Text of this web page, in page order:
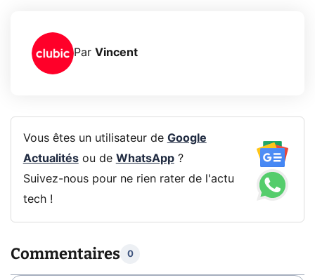
Par Vincent
Vous êtes un utilisateur de Google
Actualitésou de WhatsApp?
Suivez-nous pour ne rien rater de l'actu
tech !
Commentaires 0